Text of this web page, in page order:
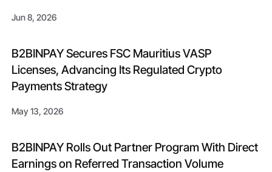
Jun 8, 2026
B2BINPAY Secures FSC Mauritius VASP
Licenses, Advancing Its Regulated Crypto
Payments Strategy
May 13, 2026
B2BINPAY Rolls Out Partner Program With Direct
Earnings on Referred Transaction Volume